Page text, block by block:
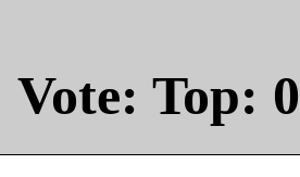
Vote: Top: 0